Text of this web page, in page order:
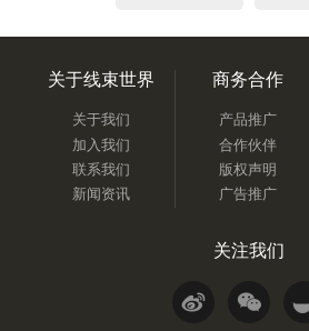
关于线束世界
关于我们
加入我们
联系我们
新闻资讯
商务合作
产品推广
合作伙伴
版权声明
广告推广
关注我们